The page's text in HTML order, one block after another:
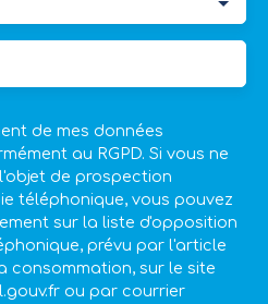
de mes données
au RGPD. Si vous ne
de prospection
téléphonique, vous pouvez
sur la liste d'opposition
prévu par l'article
consommation, sur le site
ou par courrier